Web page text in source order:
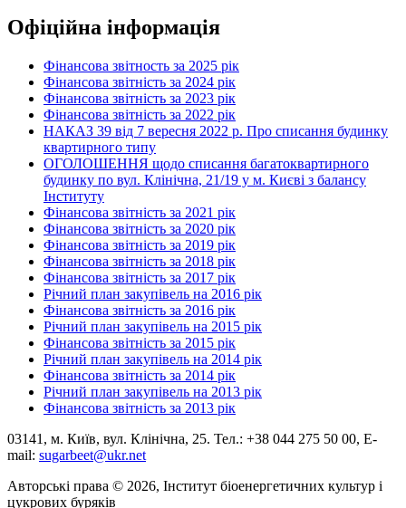
Офіційна інформація
Фінансова звітность за 2025 рік
Фінансова звітність за 2024 рік
Фінансова звітність за 2023 рік
Фінансова звітність за 2022 рік
НАКАЗ 39 від 7 вересня 2022 р. Про списання будинку
квартирного типу
ОГОЛОШЕННЯ щодо списання багатоквартирного
будинку по вул. Клінічна, 21/19 у м. Києві з балансу
Інституту
Фінансова звітність за 2021 рік
Фінансова звітність за 2020 рік
Фінансова звітність за 2019 рік
Фінансова звітність за 2018 рік
Фінансова звітність за 2017 рік
Річний план закупівель на 2016 рік
Фінансова звітність за 2016 рік
Річний план закупівель на 2015 рік
Фінансова звітність за 2015 рік
Річний план закупівель на 2014 рік
Фінансова звітність за 2014 рік
Річний план закупівель на 2013 рік
Фінансова звітність за 2013 рік
03141, м. Київ, вул. Клінічна, 25. Тел.: +38 044 275 50 00, E-
mail: sugarbeet@ukr.net
Авторські права © 2026, Інститут біоенергетичних культур і
цукрових буряків